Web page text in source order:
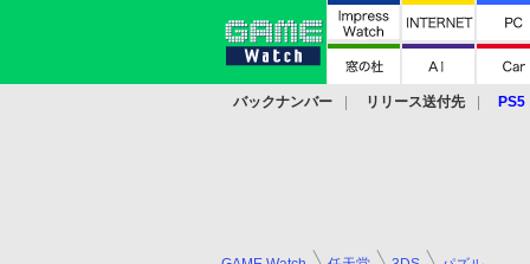
バックナンバー リリース送付先
PS5